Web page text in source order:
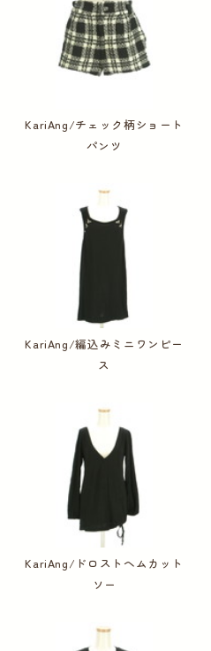
KariAng/チェック柄ショート
パンツ
KariAng/編込みミニワンピー
ス
KariAng/ドロストヘムカット
ソー